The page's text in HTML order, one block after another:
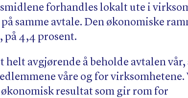
forhandles lokalt ute i
samme avtale. Den økonomiske
på 4,4 prosent.
helt avgjørende å beholde avtalen vår,
våre og for virksomhetene.
resultat som gir rom for